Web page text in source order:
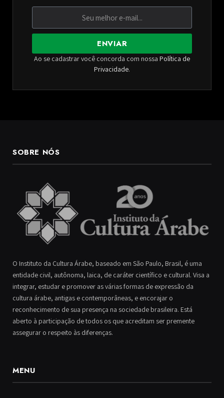
ENVIAR
Ao se cadastrar você concorda com nossa Política de
Privacidade.
SOBRE NÓS
O Instituto da Cultura Árabe, baseado em São Paulo, Brasil, é uma
entidade civil, autônoma, laica, de caráter científico e cultural. Visa a
integrar, estudar e promover as várias formas de expressão da
cultura árabe, antigas e contemporâneas, e encorajar o
reconhecimento de sua presença na sociedade brasileira. Está
aberto à participação de todos os que acreditam ser premente
assegurar o respeito às diferenças.
MENU